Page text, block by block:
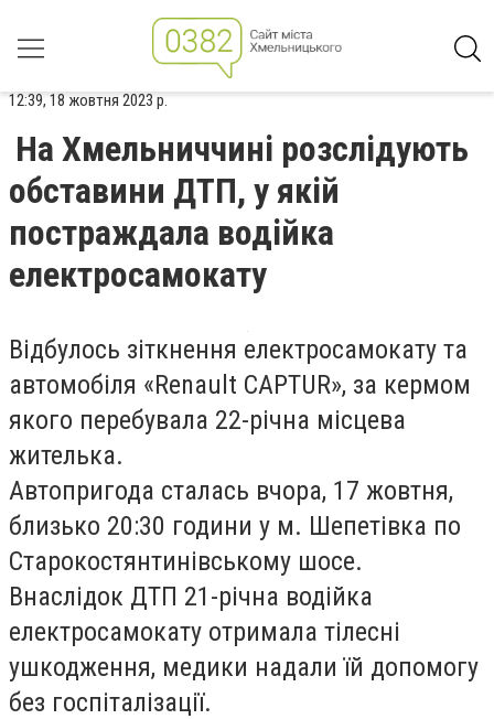
12:39, 18 жовтня 2023 р.
На Хмельниччині розслідують
обставини ДТП, у якій
постраждала водійка
електросамокату
Відбулось зіткнення електросамокату та
автомобіля «Renault CAPTUR», за кермом
якого перебувала 22-річна місцева
жителька.
Автопригода сталась вчора, 17 жовтня,
близько 20:30 години у м. Шепетівка по
Старокостянтинівському шосе.
Внаслідок ДТП 21-річна водійка
електросамокату отримала тілесні
ушкодження, медики надали їй допомогу
без госпіталізації.